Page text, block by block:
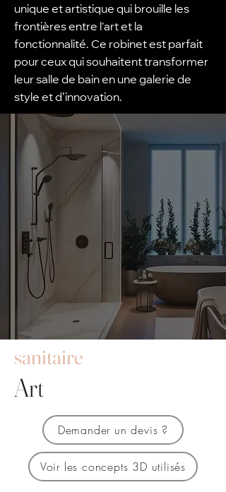
unique et artistique qui brouille les
frontières entre l'art et la
fonctionnalité. Ce robinet est parfait
pour ceux qui souhaitent transformer
leur salle de bain en une galerie de
style et d’innovation.
sanitaire
Art
Demander un devis ?
Voir les concepts 3D utilisés